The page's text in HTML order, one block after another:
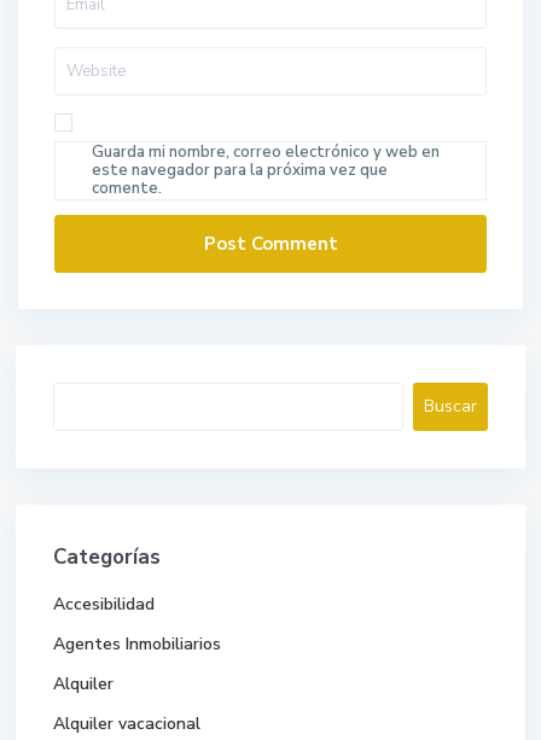
Guarda mi nombre, correo electrónico y web en
este navegador para la próxima vez que
comente.
Buscar
Categorías
Accesibilidad
Agentes Inmobiliarios
Alquiler
Alquiler vacacional